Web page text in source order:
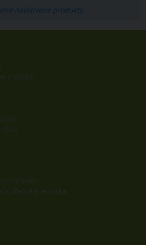
navštívené produkty.